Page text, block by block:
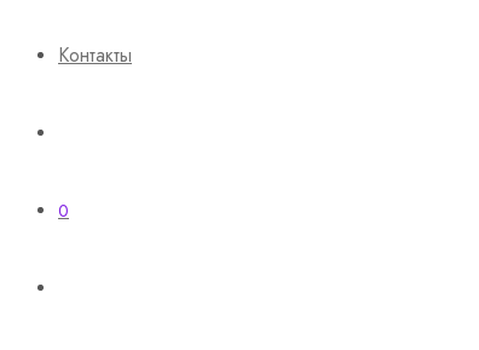
Контакты
0